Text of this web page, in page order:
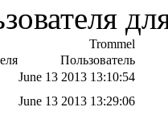
Trommel
Пользователь
June 13 2013 13:10:54
June 13 2013 13:29:06